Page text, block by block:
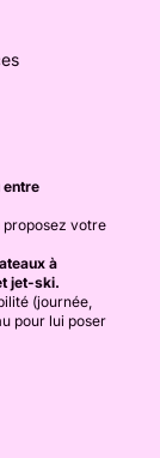
entre
proposez votre
à
jet-ski.
(journée,
pour lui poser